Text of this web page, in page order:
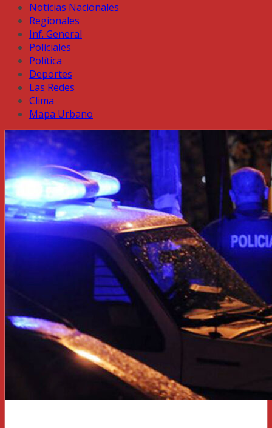
Noticias Nacionales
Regionales
Inf. General
Policiales
Política
Deportes
Las Redes
Clima
Mapa Urbano